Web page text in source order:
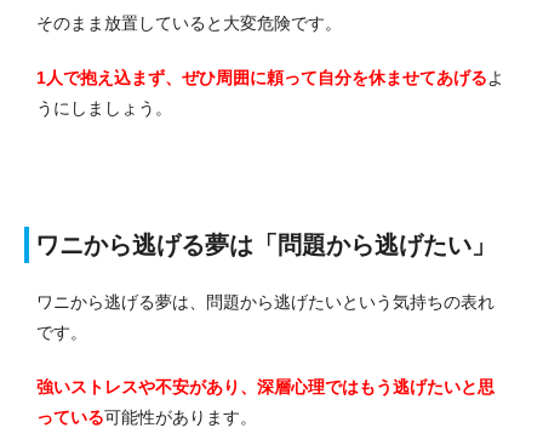
そのまま放置していると大変危険です。
1人で抱え込まず、ぜひ周囲に頼って自分を休ませてあげるよ
うにしましょう。
ワニから逃げる夢は「問題から逃げたい」
ワニから逃げる夢は、問題から逃げたいという気持ちの表れ
です。
強いストレスや不安があり、深層心理ではもう逃げたいと思
っている可能性があります。